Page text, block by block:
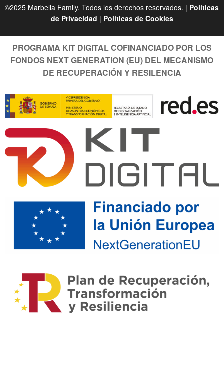
©2025 Marbella Family. Todos los derechos reservados. | Políticas
de Privacidad | Políticas de Cookies
PROGRAMA KIT DIGITAL COFINANCIADO POR LOS
FONDOS NEXT GENERATION (EU) DEL MECANISMO
DE RECUPERACIÓN Y RESILENCIA